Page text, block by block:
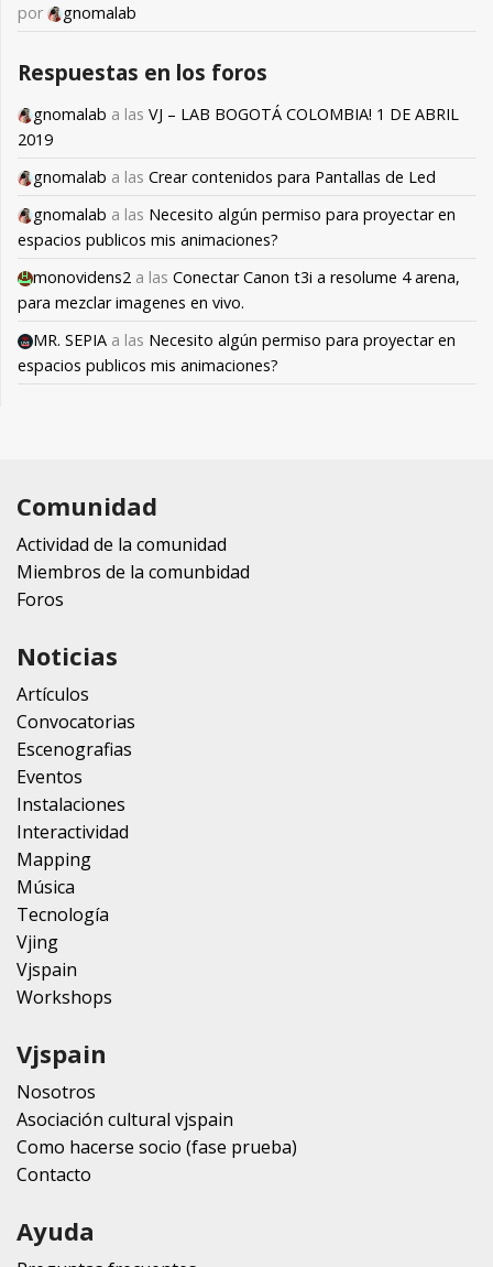
por
gnomalab
Respuestas en los foros
gnomalab a las VJ – LAB BOGOTÁ COLOMBIA! 1 DE ABRIL
2019
gnomalab a las Crear contenidos para Pantallas de Led
gnomalab a las Necesito algún permiso para proyectar en
espacios publicos mis animaciones?
monovidens2 a las Conectar Canon t3i a resolume 4 arena,
para mezclar imagenes en vivo.
MR. SEPIA a las Necesito algún permiso para proyectar en
espacios publicos mis animaciones?
Comunidad
Actividad de la comunidad
Miembros de la comunbidad
Foros
Noticias
Artículos
Convocatorias
Escenografias
Eventos
Instalaciones
Interactividad
Mapping
Música
Tecnología
Vjing
Vjspain
Workshops
Vjspain
Nosotros
Asociación cultural vjspain
Como hacerse socio (fase prueba)
Contacto
Ayuda